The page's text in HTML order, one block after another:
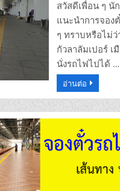
สวัสดีเพื่อน ๆ นั
แนะนำการจอง
ๆ ทราบหรือไม่
กัวลาลัมเปอร์ เ
นั่งรถไฟไปได้ …
อ่านต่อ